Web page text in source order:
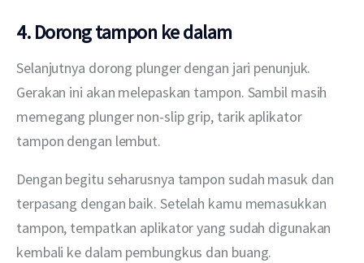
4. Dorong tampon ke dalam
Selanjutnya dorong plunger dengan jari penunjuk.
Gerakan ini akan melepaskan tampon. Sambil masih
memegang plunger non-slip grip, tarik aplikator
tampon dengan lembut.
Dengan begitu seharusnya tampon sudah masuk dan
terpasang dengan baik. Setelah kamu memasukkan
tampon, tempatkan aplikator yang sudah digunakan
kembali ke dalam pembungkus dan buang.